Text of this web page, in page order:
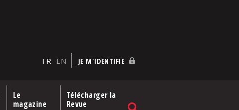
FR EN JE M'IDENTIFIE
Le
magazine
Télécharger la
Revue